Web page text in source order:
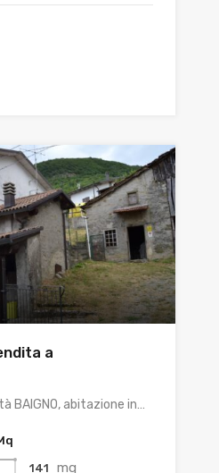
a
BAIGNO, abitazione in…
141 mq